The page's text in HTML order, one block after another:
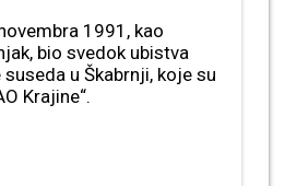
1991, kao
bio svedok ubistva
u Škabrnji, koje su
Krajine“.